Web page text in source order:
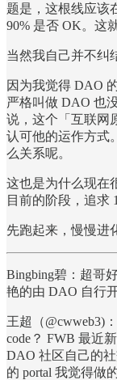
题是，这根线应该
90% 是否 OK。这
当然我自己并不纠
因为我觉得 DAO
严格叫做 DAO 也
说，这个「互联网
认可他的运作方式
么关系呢。
这也是为什么现在
目前的阶段，追求
先跑起来，慢慢进
Bingbing碧：超哥
艳的由 DAO 自行
王超（@cwweb3)
code？ FWB 最近
DAO 社区自己的
的 portal 我觉得做